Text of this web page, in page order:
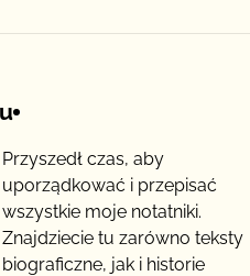
Przyszedł czas, aby
uporządkować i przepisać
wszystkie moje notatniki.
Znajdziecie tu zarówno teksty
biograficzne, jak i historie